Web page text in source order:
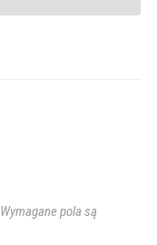
Wymagane pola są